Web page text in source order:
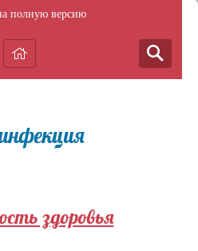
полную версию
здоровья